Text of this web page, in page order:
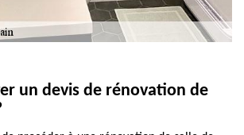
un devis de rénovation de